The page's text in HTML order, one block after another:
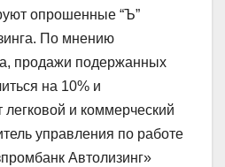
опрошенные “Ъ”
По мнению
продажи подержанных
на 10% и
и коммерческий
управления по работе
Автолизинг»